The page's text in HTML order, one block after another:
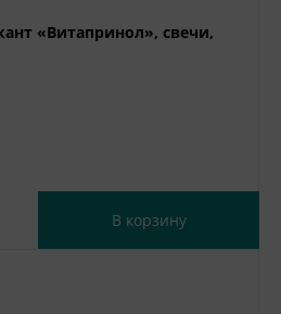
«Витапринол», свечи,
В корзину